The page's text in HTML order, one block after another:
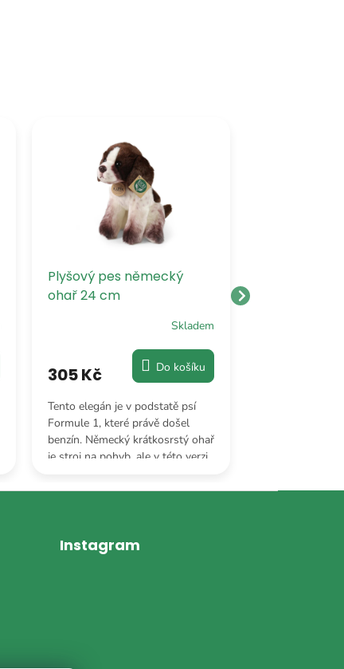
Plyšový pes německý
ohař 24 cm
Skladem
305 Kč Do košíku
Tento elegán je v podstatě psí
Formule 1, které právě došel
benzín. Německý krátkosrstý ohař
je stroj na pohyb, ale v této verzi
Instagram